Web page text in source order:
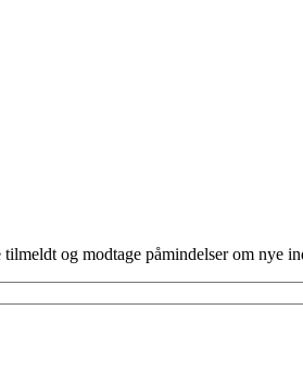
og modtage påmindelser om nye